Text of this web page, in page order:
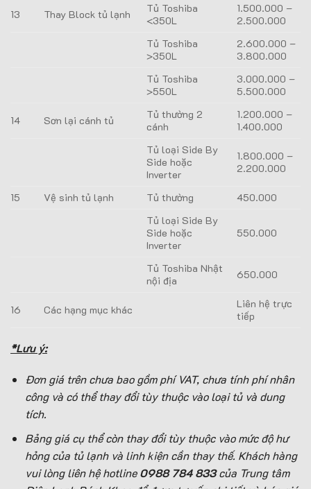
13 Thay Block tủ lạnh
Tủ Toshiba
<350L
1.500.000 –
2.500.000
Tủ Toshiba
>350L
2.600.000 –
3.800.000
Tủ Toshiba
>550L
3.000.000 –
5.500.000
14 Sơn lại cánh tủ
Tủ thường 2
cánh
1.200.000 –
1.400.000
Tủ loại Side By
Side hoặc
Inverter
1.800.000 –
2.200.000
15 Vệ sinh tủ lạnh Tủ thường
450.000
Tủ loại Side By
Side hoặc
Inverter
550.000
Tủ Toshiba Nhật
nội địa
650.000
16 Các hạng mục khác
Liên hệ trực
tiếp
*Lưu ý:
Đơn giá trên chưa bao gồm phí VAT, chưa tính phí nhân
công và có thể thay đổi tùy thuộc vào loại tủ và dung
tích.
Bảng giá cụ thể còn thay đổi tùy thuộc vào mức độ hư
hỏng của tủ lạnh và linh kiện cần thay thế. Khách hàng
vui lòng liên hệ hotline0988 784 833của Trung tâm